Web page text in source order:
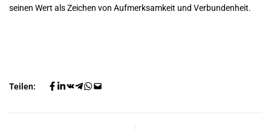
seinen Wert als Zeichen von Aufmerksamkeit und Verbundenheit.
Teilen: